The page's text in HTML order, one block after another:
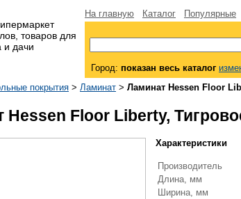
товаров для
и дачи
На главную Каталог Популярные
Город: показан весь каталог
покрытия > Ламинат > Ламинат Hessen Floor
Hessen Floor Liberty,
Характеристики
Производитель
Длина, мм
Ширина, мм